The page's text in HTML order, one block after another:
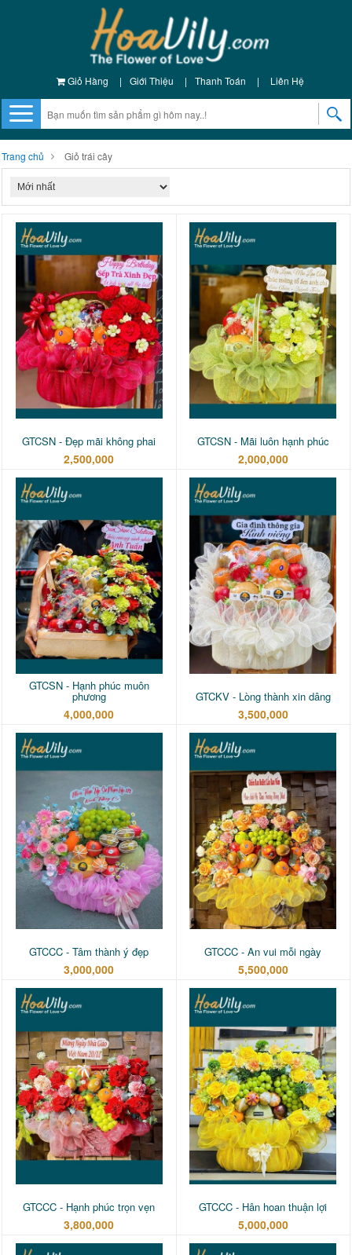
Giỏ Hàng | Giới Thiệu | Thanh Toán | Liên Hệ
Trang chủ Giỏ trái cây
GTCSN - Đẹp mãi không phai
2,500,000
GTCSN - Mãi luôn hạnh phúc
2,000,000
GTCSN - Hạnh phúc muôn
phương
4,000,000
GTCKV - Lòng thành xin dâng
3,500,000
GTCCC - Tâm thành ý đẹp
3,000,000
GTCCC - An vui mỗi ngày
5,500,000
GTCCC - Hạnh phúc trọn vẹn
3,800,000
GTCCC - Hân hoan thuận lợi
5,000,000